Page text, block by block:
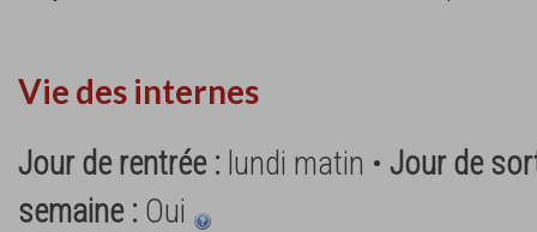
Vie des internes
Jour de rentrée : lundi matin • Jour de
semaine : Oui